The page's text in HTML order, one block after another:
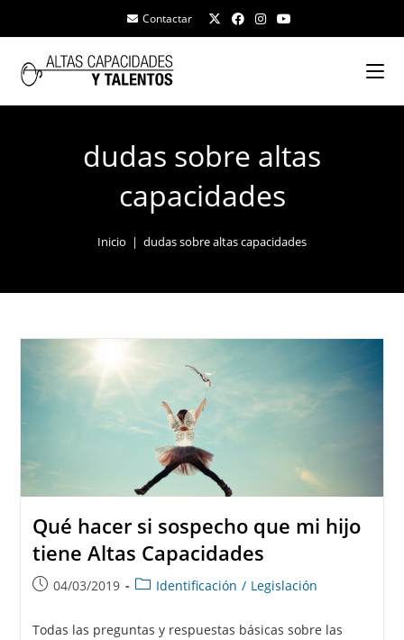
Contactar
dudas sobre altas
capacidades
Inicio | dudas sobre altas capacidades
Qué hacer si sospecho que mi hijo
tiene Altas Capacidades
04/03/2019 Identificación / Legislación
Todas las preguntas y respuestas básicas sobre las